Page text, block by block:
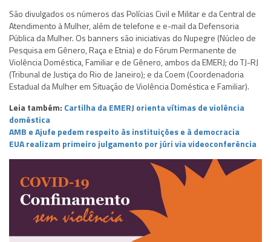
São divulgados os números das Polícias Civil e Militar e da Central de
Atendimento à Mulher, além de telefone e e-mail da Defensoria
Pública da Mulher. Os banners são iniciativas do Nupegre (Núcleo de
Pesquisa em Gênero, Raça e Etnia) e do Fórum Permanente de
Violência Doméstica, Familiar e de Gênero, ambos da EMERJ; do TJ-RJ
(Tribunal de Justiça do Rio de Janeiro); e da Coem (Coordenadoria
Estadual da Mulher em Situação de Violência Doméstica e Familiar).
Leia também: Cartilha da EMERJ orienta vítimas de violência
doméstica
AMB e Ajufe pedem respeito às instituições e à democracia
EUA realizam primeiro julgamento por júri via videoconferência